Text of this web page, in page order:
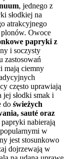
, jednego z
słodkiej na
atrakcyjnego
plonów. Owoce
papryki z
i soczysty
zastosowań
mają ciemny
często uprawiają
słodki smak i
do świeżych
sauté oraz
papryki nabierają
w
jest stosunkowo
dojrzewają w